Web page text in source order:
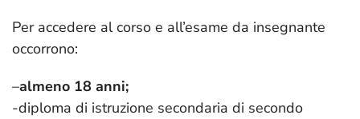
Per accedere al corso e all’esame da insegnante
occorrono:
–almeno 18 anni;
-diploma di istruzione secondaria di secondo